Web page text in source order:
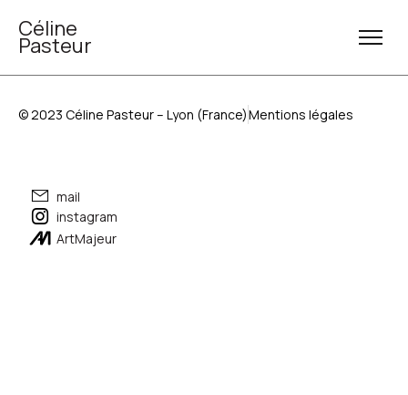
Céline
Pasteur
© 2023 Céline Pasteur – Lyon (France)Mentions légales
mail
instagram
ArtMajeur